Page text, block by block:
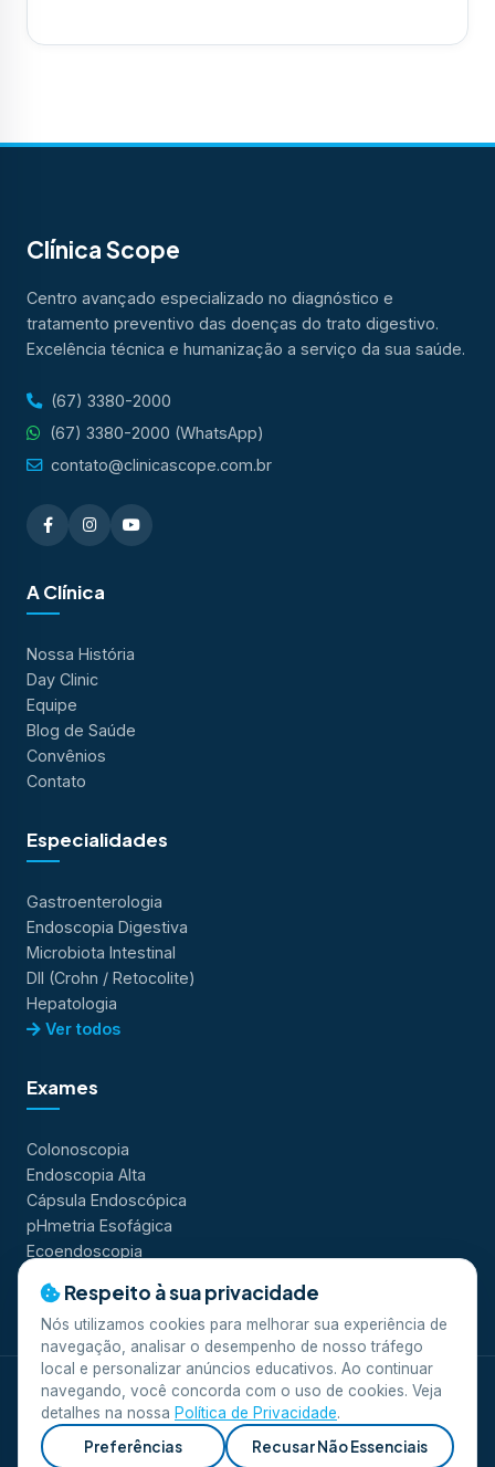
Clínica Scope
Centro avançado especializado no diagnóstico e
tratamento preventivo das doenças do trato digestivo.
Excelência técnica e humanização a serviço da sua saúde.
(67) 3380-2000
(67) 3380-2000 (WhatsApp)
contato@clinicascope.com.br
A Clínica
Nossa História
Day Clinic
Equipe
Blog de Saúde
Convênios
Contato
Especialidades
Gastroenterologia
Endoscopia Digestiva
Microbiota Intestinal
DII (Crohn / Retocolite)
Hepatologia
Ver todos
Exames
Colonoscopia
Endoscopia Alta
Cápsula Endoscópica
pHmetria Esofágica
Ecoendoscopia
© 2026 Clínica Scope. Todos os direitos reservados.
Desenvolvido porEquipe A.
Privacidade
Termos de UsoLGPD
Respeito à sua privacidade
Nós utilizamos cookies para melhorar sua experiência de
navegação, analisar o desempenho de nosso tráfego
local e personalizar anúncios educativos. Ao continuar
navegando, você concorda com o uso de cookies. Veja
detalhes na nossa Política de Privacidade.
Preferências Recusar Não Essenciais